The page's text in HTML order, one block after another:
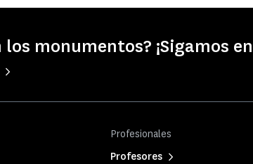
los monumentos? ¡Sigamos
Profesionales
Profesores